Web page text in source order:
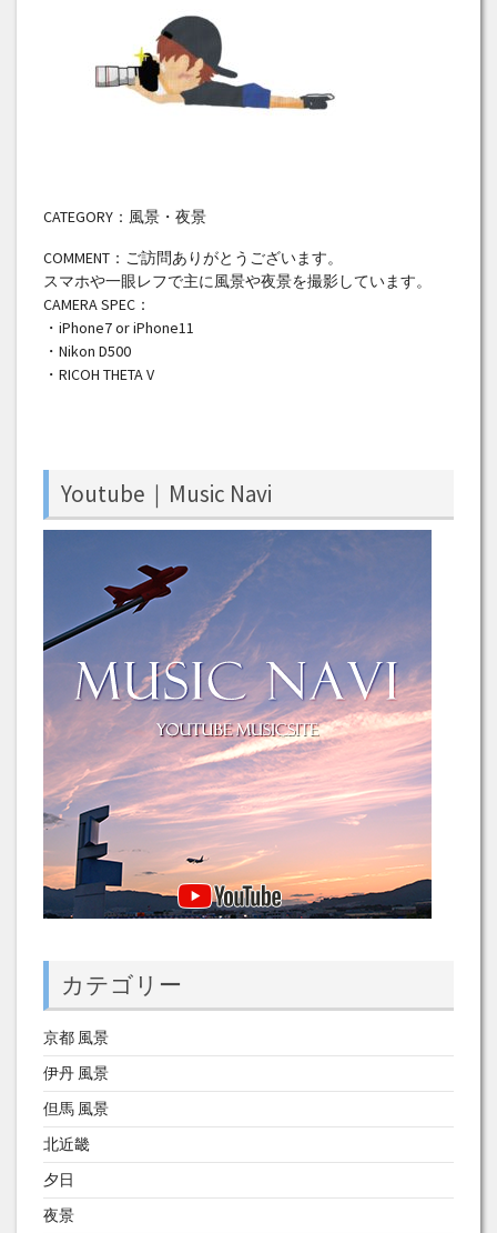
CATEGORY：風景・夜景
COMMENT：ご訪問ありがとうございます。
スマホや一眼レフで主に風景や夜景を撮影しています。
CAMERA SPEC：
・iPhone7 or iPhone11
・Nikon D500
・RICOH THETA V
Youtube｜Music Navi
カテゴリー
京都 風景
伊丹 風景
但馬 風景
北近畿
夕日
夜景